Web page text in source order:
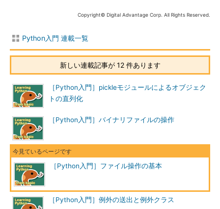
Copyright© Digital Advantage Corp. All Rights Reserved.
Python入門 連載一覧
新しい連載記事が 12 件あります
［Python入門］pickleモジュールによるオブジェク
トの直列化
［Python入門］バイナリファイルの操作
［Python入門］ファイル操作の基本
［Python入門］例外の送出と例外クラス